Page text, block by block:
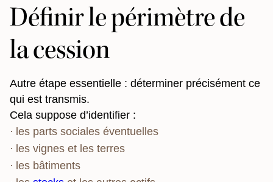
Définir le périmètre de
la cession
Autre étape essentielle : déterminer précisément ce
qui est transmis.
Cela suppose d’identifier :
les parts sociales éventuelles
les vignes et les terres
les bâtiments